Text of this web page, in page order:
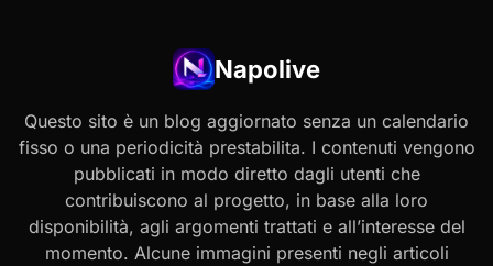
Napolive
Questo sito è un blog aggiornato senza un calendario
fisso o una periodicità prestabilita. I contenuti vengono
pubblicati in modo diretto dagli utenti che
contribuiscono al progetto, in base alla loro
disponibilità, agli argomenti trattati e all’interesse del
momento. Alcune immagini presenti negli articoli